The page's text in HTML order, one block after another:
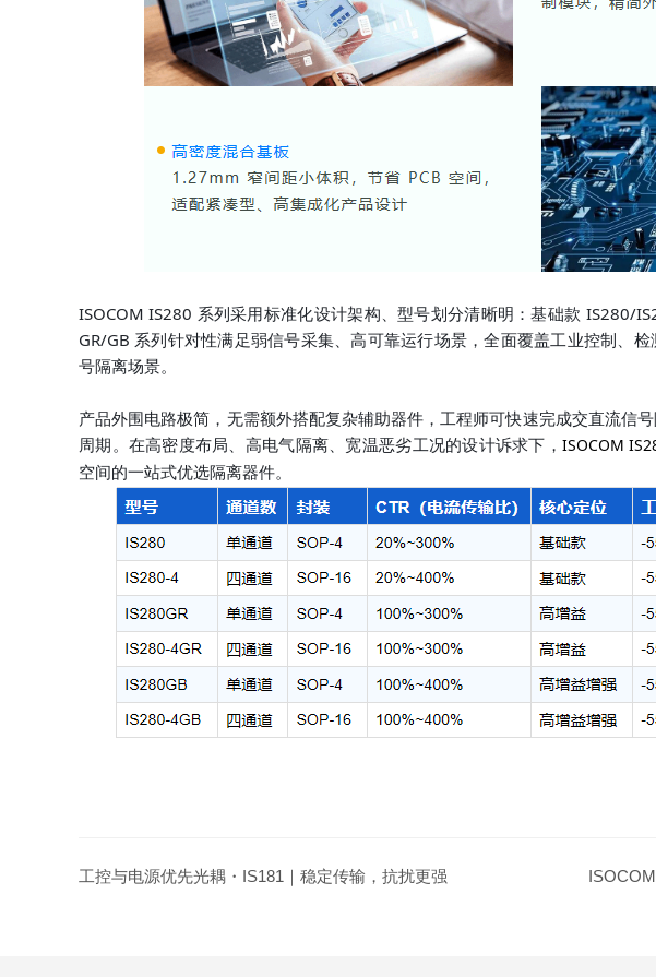
ISOCOM IS280 系列采用标准化设计架构、型号划分清晰明：基础款 IS280/
GR/GB 系列针对性满足弱信号采集、高可靠运行场景，全面覆盖工业控制、
号隔离场景。
产品外围电路极简，无需额外搭配复杂辅助器件，工程师可快速完成交直流信
周期。在高密度布局、高电气隔离、宽温恶劣工况的设计诉求下 ，ISOCOM
空间的一站式优选隔离器件。
工控与电源优先光耦・IS181｜稳定传输，抗扰更强